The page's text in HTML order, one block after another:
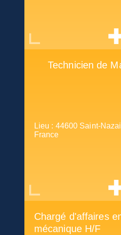
Technicien de
Lieu : 44600 Saint-
France
Chargé d'affaires
mécanique H/F